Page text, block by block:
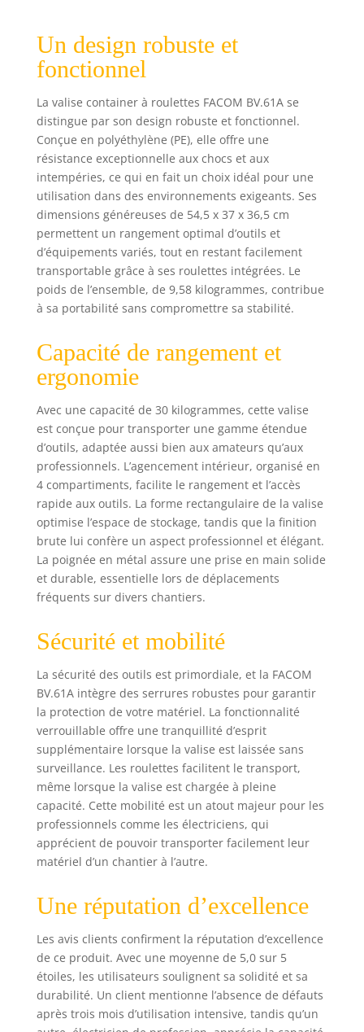
sangles de
maintien et 3
une meilleure
organisation des
outils et
accessoires
Rangement
ordonné : les 2
pages intercalaires
sont efficaces pour
les pinces ou les
tournevis. La
grande soute est
pratique pour
placer les outils de
dimensions, et les
3 boîtes de
petites pièces
Sécurité :
l’utilisateur
dispose de
serrures de sûreté
par clés pour
mettre les
équipements et les
outils à l’abri des
accès non
autorisés, avec 20
numéros de
différentes
disponibles sur
commande
spéciale
Robustesse et
durabilité : sa
conception bien
pensée en
polyéthylène de
haute densité,
avec des renforts
de protections et
des roues
robustes,
aux conditions
chantiers et une
meilleure durée de
vie 2 solutions de
portage : la valise
bénéficie de roues
robustes et d’une
Un design robuste et
fonctionnel
La valise container à roulettes FACOM BV.61A se
distingue par son design robuste et fonctionnel.
Conçue en polyéthylène (PE), elle offre une
résistance exceptionnelle aux chocs et aux
intempéries, ce qui en fait un choix idéal pour une
utilisation dans des environnements exigeants. Ses
dimensions généreuses de 54,5 x 37 x 36,5 cm
permettent un rangement optimal d’outils et
d’équipements variés, tout en restant facilement
transportable grâce à ses roulettes intégrées. Le
poids de l’ensemble, de 9,58 kilogrammes, contribue
à sa portabilité sans compromettre sa stabilité.
Capacité de rangement et
ergonomie
Avec une capacité de 30 kilogrammes, cette valise
est conçue pour transporter une gamme étendue
d’outils, adaptée aussi bien aux amateurs qu’aux
professionnels. L’agencement intérieur, organisé en
4 compartiments, facilite le rangement et l’accès
rapide aux outils. La forme rectangulaire de la valise
optimise l’espace de stockage, tandis que la finition
brute lui confère un aspect professionnel et élégant.
La poignée en métal assure une prise en main solide
et durable, essentielle lors de déplacements
fréquents sur divers chantiers.
Sécurité et mobilité
La sécurité des outils est primordiale, et la FACOM
BV.61A intègre des serrures robustes pour garantir
la protection de votre matériel. La fonctionnalité
verrouillable offre une tranquillité d’esprit
supplémentaire lorsque la valise est laissée sans
surveillance. Les roulettes facilitent le transport,
même lorsque la valise est chargée à pleine
capacité. Cette mobilité est un atout majeur pour les
professionnels comme les électriciens, qui
apprécient de pouvoir transporter facilement leur
matériel d’un chantier à l’autre.
Une réputation d’excellence
Les avis clients confirment la réputation d’excellence
de ce produit. Avec une moyenne de 5,0 sur 5
étoiles, les utilisateurs soulignent sa solidité et sa
durabilité. Un client mentionne l’absence de défauts
après trois mois d’utilisation intensive, tandis qu’un